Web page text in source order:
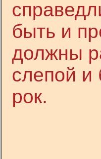
быть и
должны
слепой и
рок.